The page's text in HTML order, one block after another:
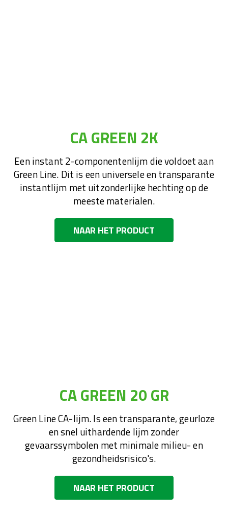
CA GREEN 2K
Een instant 2-componentenlijm die voldoet aan
Green Line. Dit is een universele en transparante
instantlijm met uitzonderlijke hechting op de
meeste materialen.
NAAR HET PRODUCT
CA GREEN 20 GR
Green Line CA-lijm. Is een transparante, geurloze
en snel uithardende lijm zonder
gevaarssymbolen met minimale milieu- en
gezondheidsrisico's.
NAAR HET PRODUCT